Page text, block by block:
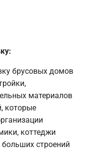
брусовых домов
материалов
которые
коттеджи
строений